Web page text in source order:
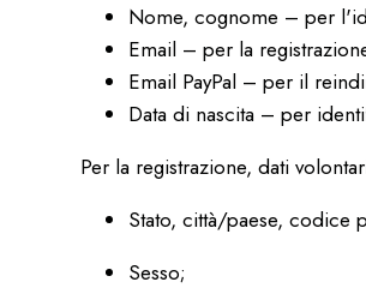
Nome, cognome – per
Email – per la
Email PayPal – per il
Data di nascita – per
Per la registrazione, dati
Stato, città/paese, codice
Sesso;